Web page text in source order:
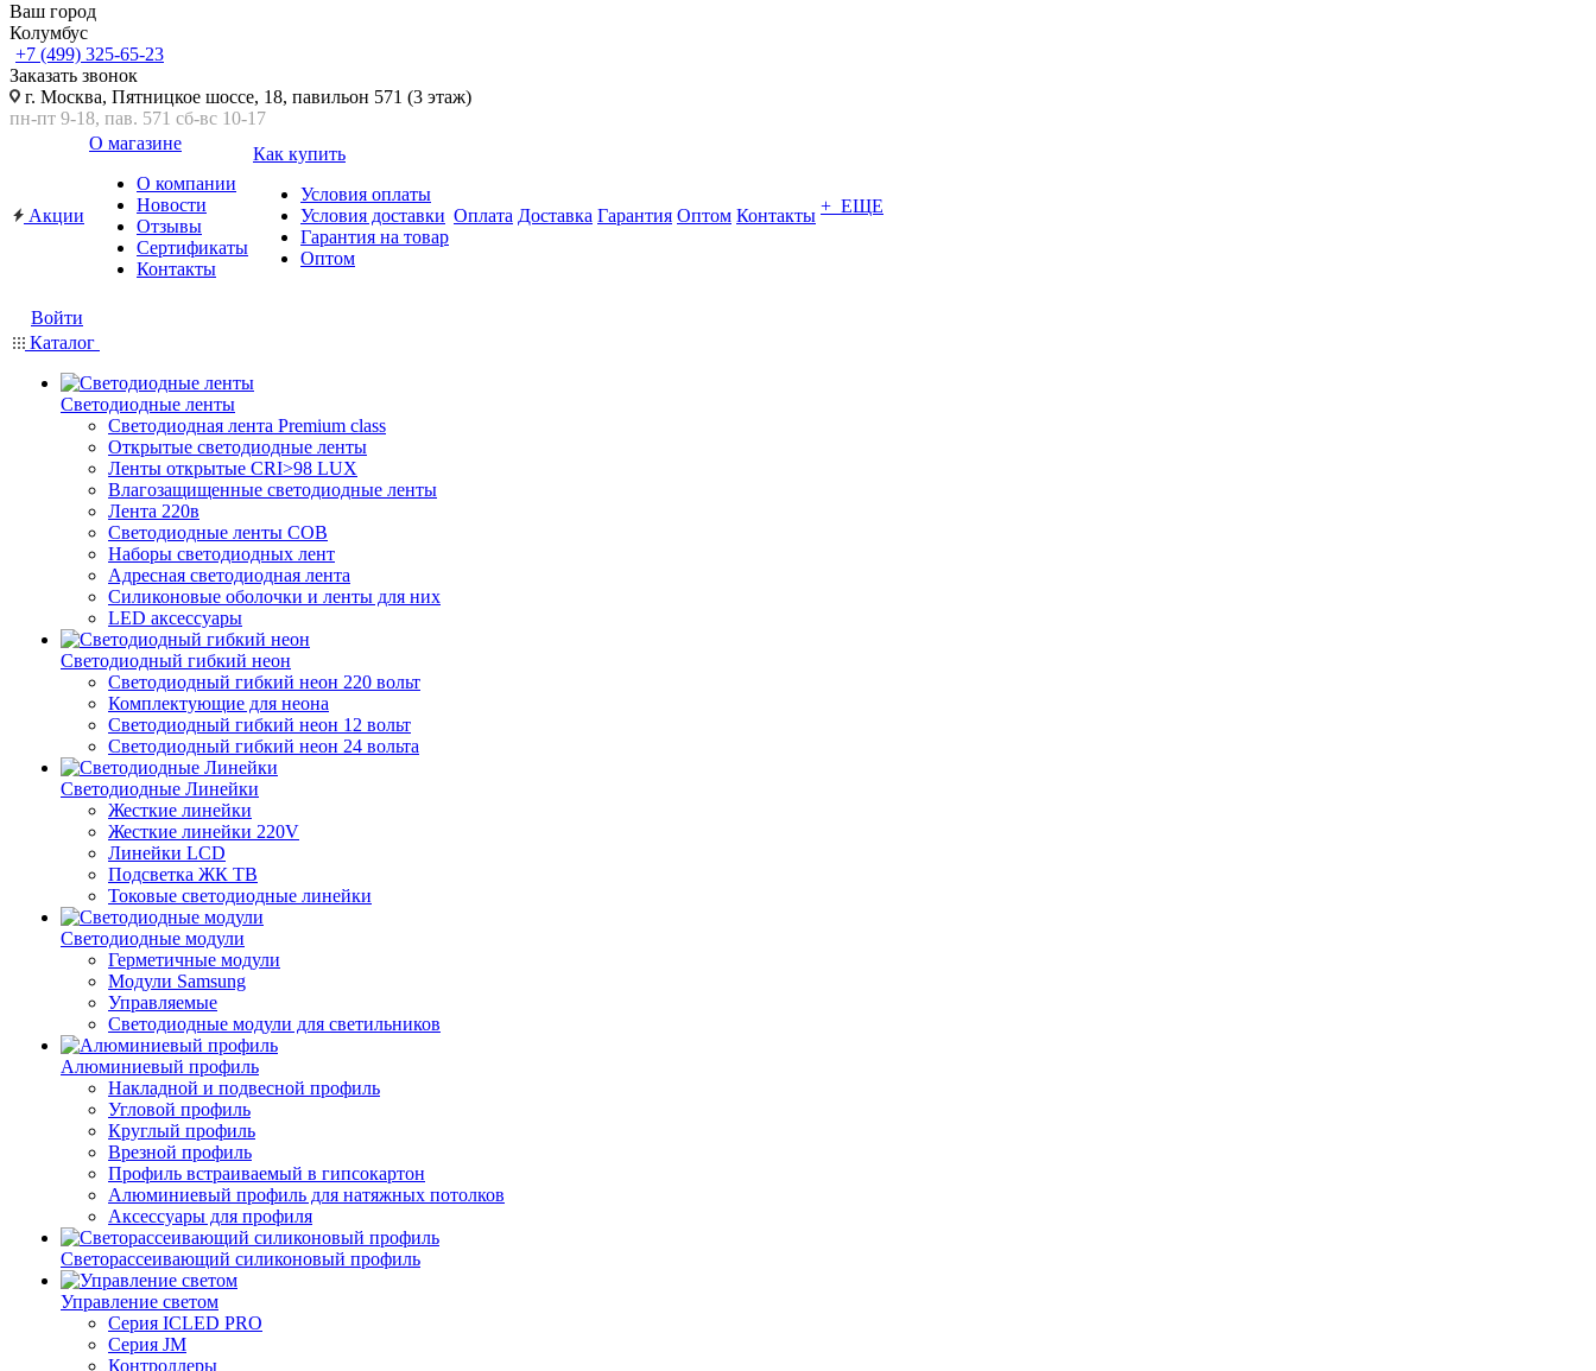
Ваш город
Колумбус
+7 (499) 325-65-23
Заказать звонок
г. Москва, Пятницкое шоссе, 18, павильон 571 (3 этаж)
пн-пт 9-18, пав. 571 сб-вс 10-17
Акции
О магазине
О компании
Новости
Отзывы
Сертификаты
Контакты
Как купить
Условия оплаты
Условия доставки
Гарантия на товар
Оптом
Оплата Доставка Гарантия Оптом Контакты + ЕЩЕ
Войти
Каталог
Светодиодные ленты
Светодиодная лента Premium class
Открытые светодиодные ленты
Ленты открытые CRI>98 LUX
Влагозащищенные светодиодные ленты
Лента 220в
Светодиодные ленты COB
Наборы светодиодных лент
Адресная светодиодная лента
Силиконовые оболочки и ленты для них
LED аксессуары
Светодиодный гибкий неон
Светодиодный гибкий неон 220 вольт
Комплектующие для неона
Светодиодный гибкий неон 12 вольт
Светодиодный гибкий неон 24 вольта
Светодиодные Линейки
Жесткие линейки
Жесткие линейки 220V
Линейки LCD
Подсветка ЖК ТВ
Токовые светодиодные линейки
Светодиодные модули
Герметичные модули
Модули Samsung
Управляемые
Светодиодные модули для светильников
Алюминиевый профиль
Накладной и подвесной профиль
Угловой профиль
Круглый профиль
Врезной профиль
Профиль встраиваемый в гипсокартон
Алюминиевый профиль для натяжных потолков
Аксессуары для профиля
Светорассеивающий силиконовый профиль
Управление светом
Серия ICLED PRO
Серия JM
Контроллеры